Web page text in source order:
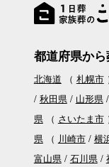
都道府県か
北海道 （ 札幌市
秋田県
山形県
県（ さいたま市
県（ 川崎市 横
富山県
石川県